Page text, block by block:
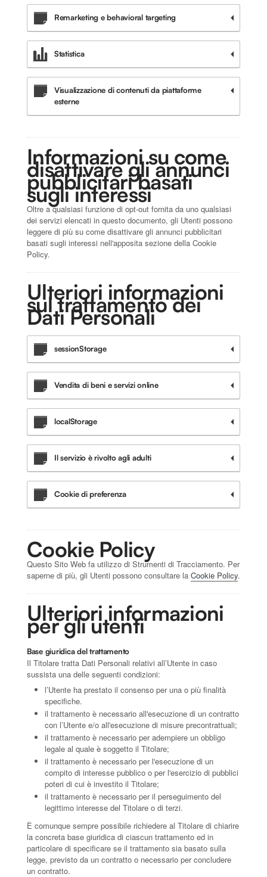
Remarketing e behavioral targeting
Statistica
Visualizzazione di contenuti da piattaforme
esterne
Informazioni su come
disattivare gli annunci
pubblicitari basati
sugli interessi
Oltre a qualsiasi funzione di opt-out fornita da uno qualsiasi
dei servizi elencati in questo documento, gli Utenti possono
leggere di più su come disattivare gli annunci pubblicitari
basati sugli interessi nell'apposita sezione della Cookie
Policy.
Ulteriori informazioni
sul trattamento dei
Dati Personali
sessionStorage
Vendita di beni e servizi online
localStorage
Il servizio è rivolto agli adulti
Cookie di preferenza
Cookie Policy
Questo Sito Web fa utilizzo di Strumenti di Tracciamento. Per
saperne di più, gli Utenti possono consultare la Cookie Policy.
Ulteriori informazioni
per gli utenti
Base giuridica del trattamento
Il Titolare tratta Dati Personali relativi all’Utente in caso
sussista una delle seguenti condizioni:
l’Utente ha prestato il consenso per una o più finalità
specifiche.
il trattamento è necessario all'esecuzione di un contratto
con l’Utente e/o all'esecuzione di misure precontrattuali;
il trattamento è necessario per adempiere un obbligo
legale al quale è soggetto il Titolare;
il trattamento è necessario per l'esecuzione di un
compito di interesse pubblico o per l'esercizio di pubblici
poteri di cui è investito il Titolare;
il trattamento è necessario per il perseguimento del
legittimo interesse del Titolare o di terzi.
È comunque sempre possibile richiedere al Titolare di chiarire
la concreta base giuridica di ciascun trattamento ed in
particolare di specificare se il trattamento sia basato sulla
legge, previsto da un contratto o necessario per concludere
un contratto.